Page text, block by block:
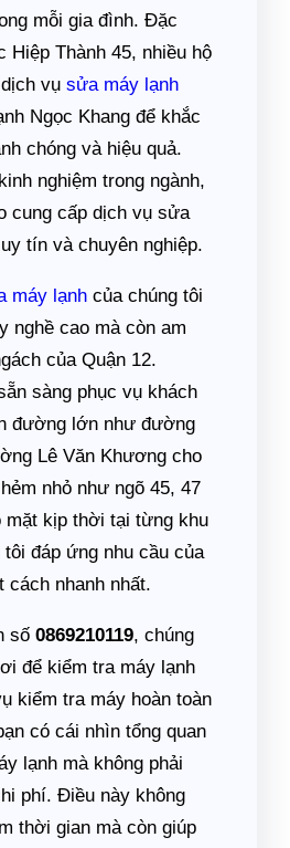
mỗi gia đình. Đặc
Hiệp Thành 45, nhiều hộ
vụ sửa máy lạnh
Ngọc Khang để khắc
chóng và hiệu quả.
nghiệm trong ngành,
cung cấp dịch vụ sửa
tín và chuyên nghiệp.
máy lạnh của chúng tôi
nghề cao mà còn am
của Quận 12.
sàng phục vụ khách
đường lớn như đường
Lê Văn Khương cho
nhỏ như ngõ 45, 47
mặt kịp thời tại từng khu
đáp ứng nhu cầu của
cách nhanh nhất.
số 0869210119, chúng
để kiểm tra máy lạnh
kiểm tra máy hoàn toàn
có cái nhìn tổng quan
lạnh mà không phải
phí. Điều này không
thời gian mà còn giúp